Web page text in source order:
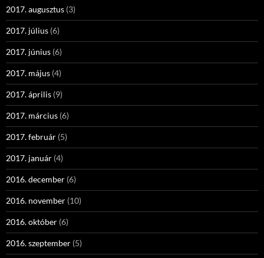
2017. augusztus (3)
2017. július (6)
2017. június (6)
2017. május (4)
2017. április (9)
2017. március (6)
2017. február (5)
2017. január (4)
2016. december (6)
2016. november (10)
2016. október (6)
2016. szeptember (5)